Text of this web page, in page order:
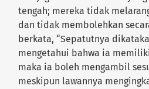
tengah; mereka tidak
dan tidak membolehkan
berkata, “Sepatutnya
mengetahui bahwa ia
maka ia boleh mengambil
meskipun lawannya